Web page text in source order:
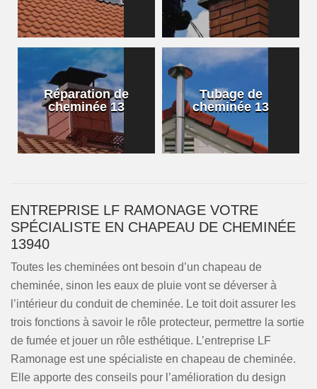
Réparation de
cheminée 13
Tubage de
cheminée 13
ENTREPRISE LF RAMONAGE VOTRE
SPÉCIALISTE EN CHAPEAU DE CHEMINÉE
13940
Toutes les cheminées ont besoin d’un chapeau de
cheminée, sinon les eaux de pluie vont se déverser à
l’intérieur du conduit de cheminée. Le toit doit assurer les
trois fonctions à savoir le rôle protecteur, permettre la sortie
de fumée et jouer un rôle esthétique. L’entreprise LF
Ramonage est une spécialiste en chapeau de cheminée.
Elle apporte des conseils pour l’amélioration du design